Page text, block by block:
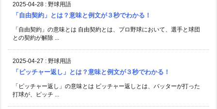
2025-04-28 : 野球用語
「自由契約」とは？意味と例文が３秒でわかる！
「自由契約」の意味とは 自由契約とは、プロ野球において、選手と球団
との契約が解除 ...
2025-04-27 : 野球用語
「ピッチャー返し」とは？意味と例文が３秒でわかる！
「ピッチャー返し」の意味とは ピッチャー返しとは、バッターが打った
打球が、ピッチ ...